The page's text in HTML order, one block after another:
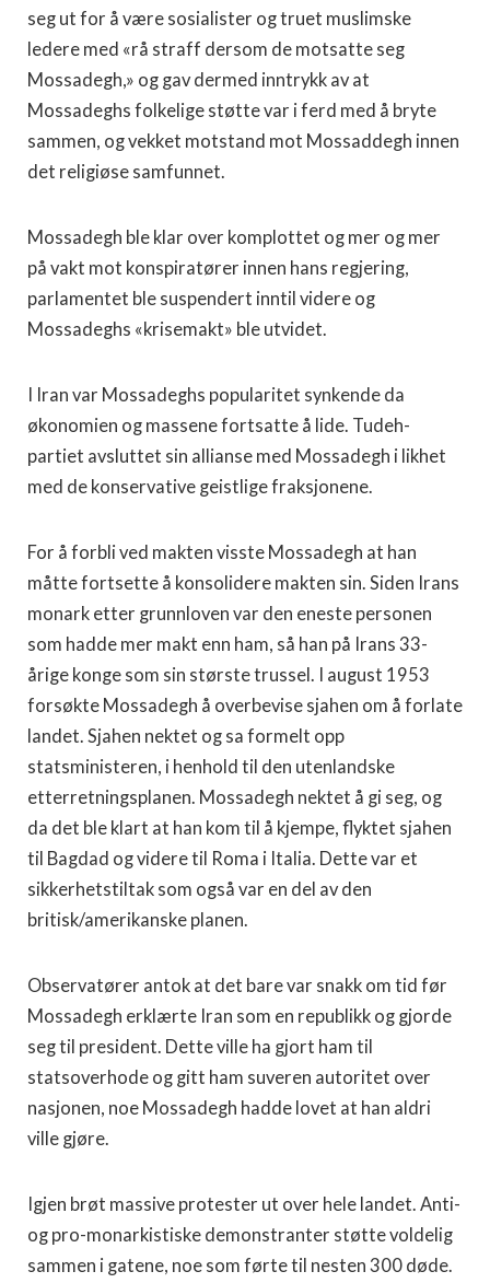
seg ut for å være sosialister og truet muslimske
ledere med «rå straff dersom de motsatte seg
Mossadegh,» og gav dermed inntrykk av at
Mossadeghs folkelige støtte var i ferd med å bryte
sammen, og vekket motstand mot Mossaddegh innen
det religiøse samfunnet.
Mossadegh ble klar over komplottet og mer og mer
på vakt mot konspiratører innen hans regjering,
parlamentet ble suspendert inntil videre og
Mossadeghs «krisemakt» ble utvidet.
I Iran var Mossadeghs popularitet synkende da
økonomien og massene fortsatte å lide. Tudeh-
partiet avsluttet sin allianse med Mossadegh i likhet
med de konservative geistlige fraksjonene.
For å forbli ved makten visste Mossadegh at han
måtte fortsette å konsolidere makten sin. Siden Irans
monark etter grunnloven var den eneste personen
som hadde mer makt enn ham, så han på Irans 33-
årige konge som sin største trussel. I august 1953
forsøkte Mossadegh å overbevise sjahen om å forlate
landet. Sjahen nektet og sa formelt opp
statsministeren, i henhold til den utenlandske
etterretningsplanen. Mossadegh nektet å gi seg, og
da det ble klart at han kom til å kjempe, flyktet sjahen
til Bagdad og videre til Roma i Italia. Dette var et
sikkerhetstiltak som også var en del av den
britisk/amerikanske planen.
Observatører antok at det bare var snakk om tid før
Mossadegh erklærte Iran som en republikk og gjorde
seg til president. Dette ville ha gjort ham til
statsoverhode og gitt ham suveren autoritet over
nasjonen, noe Mossadegh hadde lovet at han aldri
ville gjøre.
Igjen brøt massive protester ut over hele landet. Anti-
og pro-monarkistiske demonstranter støtte voldelig
sammen i gatene, noe som førte til nesten 300 døde.